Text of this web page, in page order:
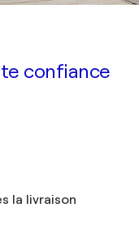
confiance
la livraison